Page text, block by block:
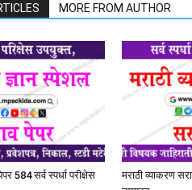
MORE FROM AUTHOR
584 सर्व स्पर्धा परीक्षेस
मराठी व्याकरण